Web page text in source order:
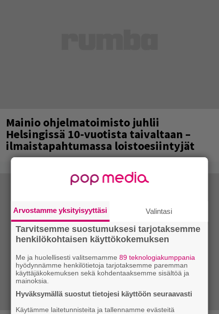
Mainio ohjelmatoimisto juhlii
Helsingissä 10-vuotista taivaltaan –
ilmaistapahtumassa loistoesiintyjät
Arvostamme yksityisyyttäsi Valintasi
Tarvitsemme suostumuksesi tarjotaksemme
henkilökohtaisen käyttökokemuksen
Me ja huolellisesti valitsemamme89 teknologiakumppania
hyödynnämme henkilötietoja tarjotaksemme paremman
käyttäjäkokemuksen sekä kohdentaaksemme sisältöä ja
mainoksia.
Hyväksymällä suostut tietojesi käyttöön seuraavasti
Käytämme laitetunnisteita ja tallennamme evästeitä